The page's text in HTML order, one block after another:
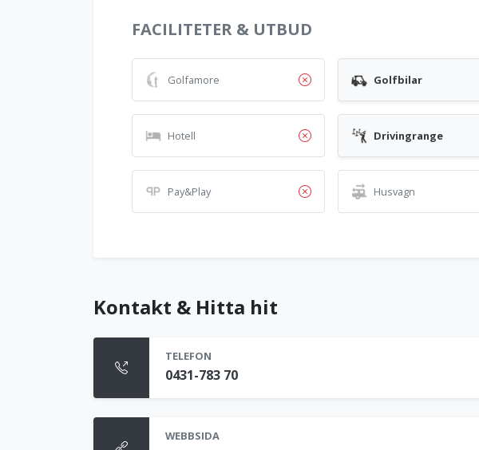
FACILITETER & UTBUD
Golfamore Golfbilar
Hotell Drivingrange
Pay&Play Husvagn
Kontakt & Hitta hit
TELEFON
0431-783 70
WEBBSIDA